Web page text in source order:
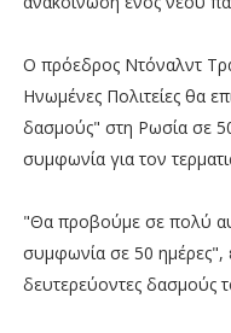
Ο πρόεδρος Ντόναλντ
Ηνωμένες Πολιτείες θα
δασμούς" στη Ρωσία σε
συμφωνία για τον
"Θα προβούμε σε πολύ
συμφωνία σε 50 ημέρες",
δευτερεύοντες δασμούς